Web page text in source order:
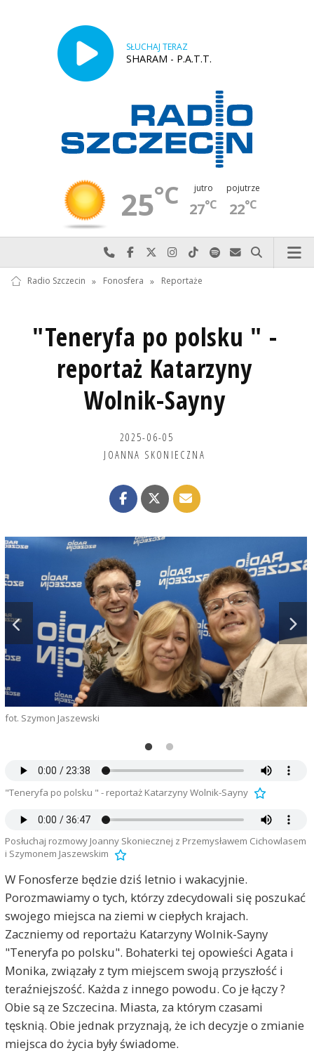
SŁUCHAJ TERAZ
SHARAM - P.A.T.T.
25°C jutro
27°C
pojutrze
22°C
Najlepiej po prostu do nas zadzwoń
Odwiedź nas na Facebook-u
Odwiedź nas na X
Odwiedź nas na Instagram-ie
Odwiedź nas na TikTok-u
Szukaj nas na Spotify
Wyślij do nas
Szukaj
Radio Szczecin » Fonosfera » Reportaże
"Teneryfa po polsku " -
reportaż Katarzyny
Wolnik-Sayny
2025-06-05
JOANNA SKONIECZNA
fot. Szymon Jaszewski
"Teneryfa po polsku " - reportaż Katarzyny Wolnik-Sayny
Posłuchaj rozmowy Joanny Skoniecznej z Przemysławem Cichowlasem
i Szymonem Jaszewskim
W Fonosferze będzie dziś letnio i wakacyjnie.
Porozmawiamy o tych, którzy zdecydowali się poszukać
swojego miejsca na ziemi w ciepłych krajach.
Zaczniemy od reportażu Katarzyny Wolnik-Sayny
"Teneryfa po polsku". Bohaterki tej opowieści Agata i
Monika, związały z tym miejscem swoją przyszłość i
teraźniejszość. Każda z innego powodu. Co je łączy ?
Obie są ze Szczecina. Miasta, za którym czasami
tęsknią. Obie jednak przyznają, że ich decyzje o zmianie
miejsca do życia były świadome.